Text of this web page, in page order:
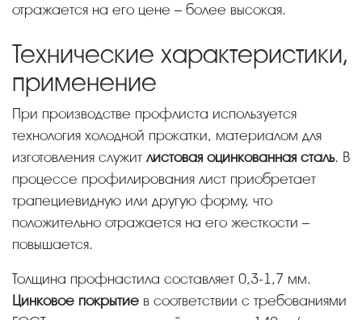
отражается на его цене – более высокая.
Технические характеристики,
применение
При производстве профлиста используется
технология холодной прокатки, материалом для
изготовления служит листовая оцинкованная сталь. В
процессе профилирования лист приобретает
трапециевидную или другую форму, что
положительно отражается на его жесткости –
повышается.
Толщина профнастила составляет 0,3-1,7 мм.
Цинковое покрытие в соответствии с требованиями